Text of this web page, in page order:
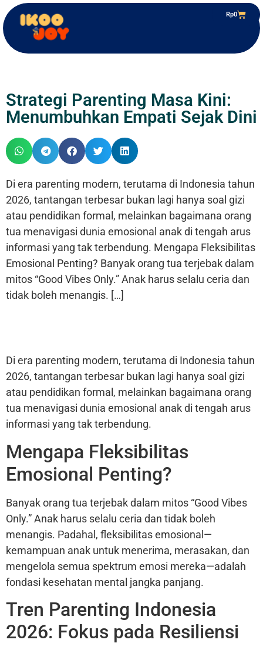
Rp0
Strategi Parenting Masa Kini:
Menumbuhkan Empati Sejak Dini
Di era parenting modern, terutama di Indonesia tahun
2026, tantangan terbesar bukan lagi hanya soal gizi
atau pendidikan formal, melainkan bagaimana orang
tua menavigasi dunia emosional anak di tengah arus
informasi yang tak terbendung. Mengapa Fleksibilitas
Emosional Penting? Banyak orang tua terjebak dalam
mitos “Good Vibes Only.” Anak harus selalu ceria dan
tidak boleh menangis. […]
Di era parenting modern, terutama di Indonesia tahun
2026, tantangan terbesar bukan lagi hanya soal gizi
atau pendidikan formal, melainkan bagaimana orang
tua menavigasi dunia emosional anak di tengah arus
informasi yang tak terbendung.
Mengapa Fleksibilitas
Emosional Penting?
Banyak orang tua terjebak dalam mitos “Good Vibes
Only.” Anak harus selalu ceria dan tidak boleh
menangis. Padahal, fleksibilitas emosional—
kemampuan anak untuk menerima, merasakan, dan
mengelola semua spektrum emosi mereka—adalah
fondasi kesehatan mental jangka panjang.
Tren Parenting Indonesia
2026: Fokus pada Resiliensi